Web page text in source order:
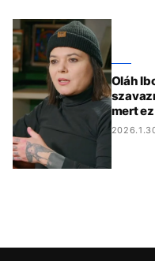
Oláh
mert